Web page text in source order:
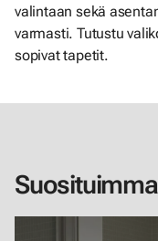
valintaan sekä
varmasti. Tutustu
sopivat tapetit.